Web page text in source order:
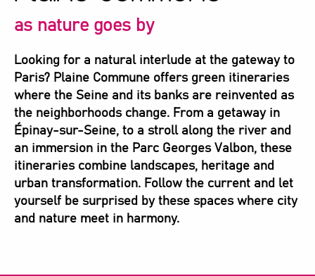
as nature goes by
Looking for a natural interlude at the gateway to
Paris? Plaine Commune offers green itineraries
where the Seine and its banks are reinvented as
the neighborhoods change. From a getaway in
Épinay-sur-Seine, to a stroll along the river and
an immersion in the Parc Georges Valbon, these
itineraries combine landscapes, heritage and
urban transformation. Follow the current and let
yourself be surprised by these spaces where city
and nature meet in harmony.